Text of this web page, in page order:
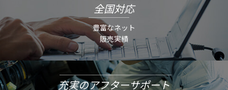
全国対応
豊富なネット
販売実績
充実のアフターサポート